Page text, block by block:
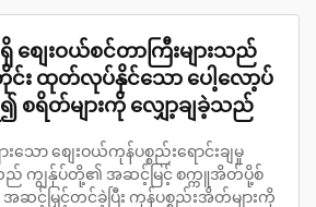
ရှိ စျေးဝယ်စင်တာကြီးများသည်
ထုတ်လုပ်နိုင်သော ပေါ့လော့ပ်
စရိတ်များကို လျှော့ချခဲ့သည်
ော စျေးဝယ်ကုန်ပစ္စည်းရောင်းချမှု
ည် ကျွန်ုပ်တို့၏ အဆင့်မြင့် စက္ကူအိတ်ပို့စ်
မြှင့်တင်ခဲ့ပြီး ကုန်ပစ္စည်းအိတ်များကို